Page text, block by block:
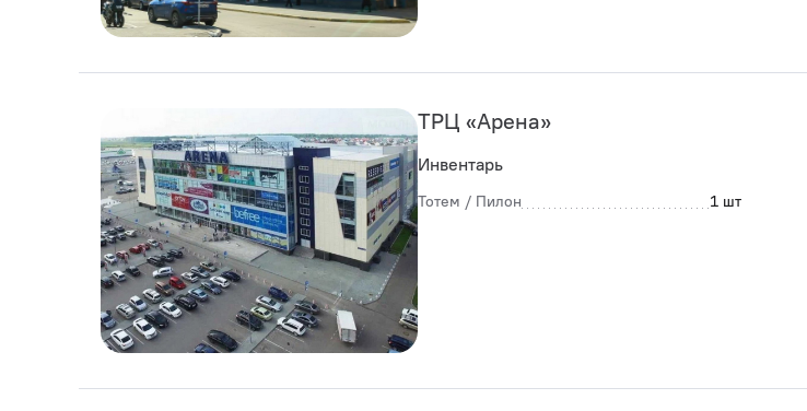
ТРЦ «Арена»
Инвентарь
Тотем / Пилон 1 шт